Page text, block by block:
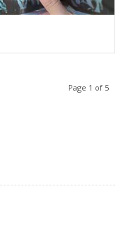
Page 1 of 5